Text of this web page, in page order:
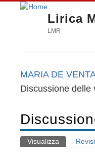
Lirica
LMR
Tu sei qui
MARIA DE
Discussione delle
Schede
Visualizza (scheda